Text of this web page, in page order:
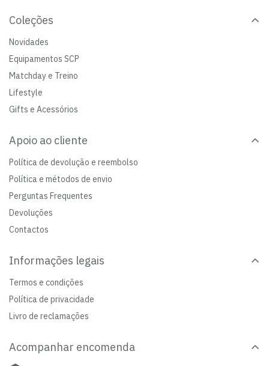
Coleções
Novidades
Equipamentos SCP
Matchday e Treino
Lifestyle
Gifts e Acessórios
Apoio ao cliente
Política de devolução e reembolso
Política e métodos de envio
Perguntas Frequentes
Devoluções
Contactos
Informações legais
Termos e condições
Política de privacidade
Livro de reclamações
Acompanhar encomenda